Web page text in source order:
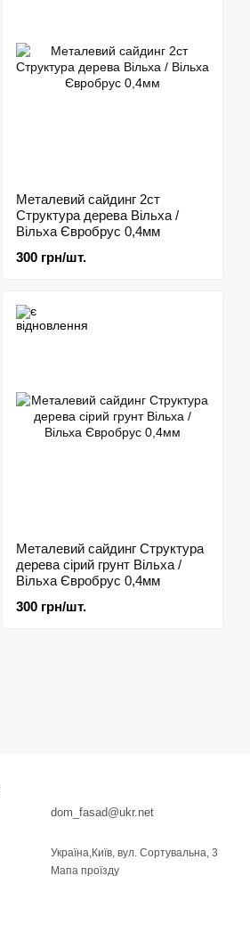
Металевий сайдинг 2ст
Структура дерева Вільха /
Вільха Євробрус 0,4мм
300 грн/шт.
Металевий сайдинг Структура
дерева сірий грунт Вільха /
Вільха Євробрус 0,4мм
300 грн/шт.
dom_fasad@ukr.net
Україна,Київ, вул. Сортувальна, 3
Мапа проїзду